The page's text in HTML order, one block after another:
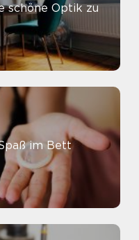
schöne Optik zu
im Bett